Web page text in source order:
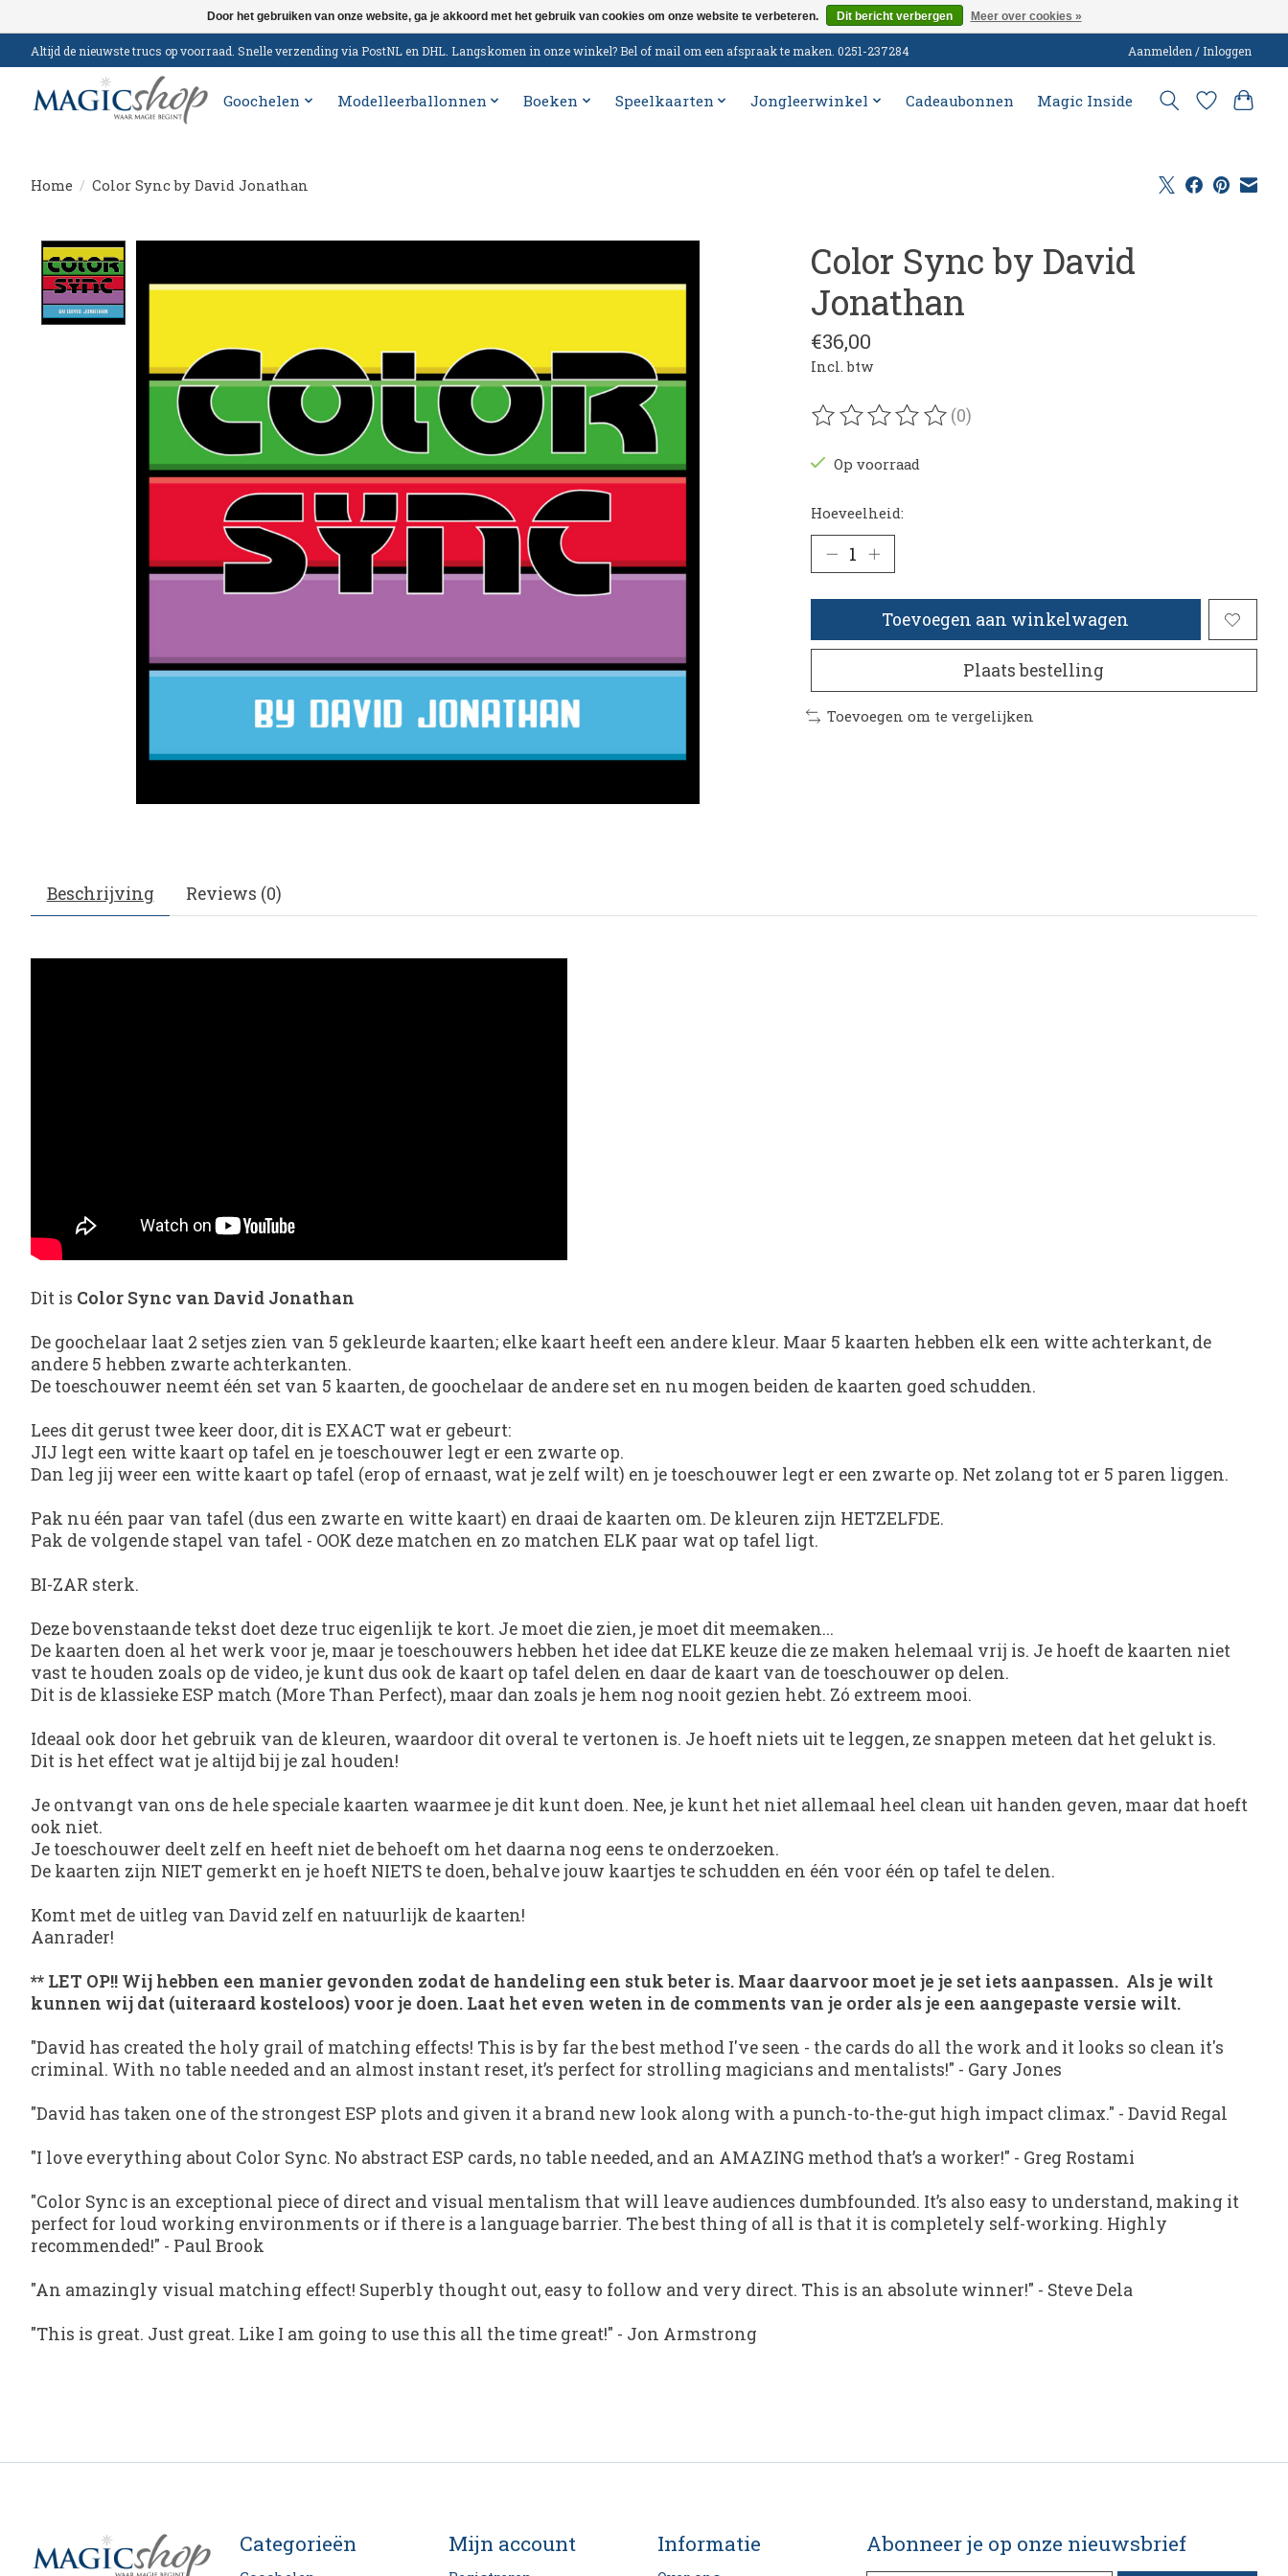
Altijd de nieuwste trucs op voorraad. Snelle verzending via PostNL en DHL. Langskomen in onze winkel? Bel of mail om een afspraak te maken. 0251-237284 Aanmelden / Inloggen
Goochelen Modelleerballonnen Boeken Speelkaarten Jongleerwinkel Cadeaubonnen Magic Inside
Home / Color Sync by David Jonathan
Color Sync by David
Jonathan
€36,00
Incl. btw
De beoordeling van dit product is
(0)
Op voorraad
Hoeveelheid:
Toevoegen aan winkelwagen
Plaats bestelling
Toevoegen om te vergelijken
Beschrijving Reviews (0)
Dit is Color Sync van David Jonathan
De goochelaar laat 2 setjes zien van 5 gekleurde kaarten; elke kaart heeft een andere kleur. Maar 5 kaarten hebben elk een witte achterkant, de
andere 5 hebben zwarte achterkanten.
De toeschouwer neemt één set van 5 kaarten, de goochelaar de andere set en nu mogen beiden de kaarten goed schudden.
Lees dit gerust twee keer door, dit is EXACT wat er gebeurt:
JIJ legt een witte kaart op tafel en je toeschouwer legt er een zwarte op.
Dan leg jij weer een witte kaart op tafel (erop of ernaast, wat je zelf wilt) en je toeschouwer legt er een zwarte op. Net zolang tot er 5 paren liggen.
Pak nu één paar van tafel (dus een zwarte en witte kaart) en draai de kaarten om. De kleuren zijn HETZELFDE.
Pak de volgende stapel van tafel - OOK deze matchen en zo matchen ELK paar wat op tafel ligt.
BI-ZAR sterk.
Deze bovenstaande tekst doet deze truc eigenlijk te kort. Je moet die zien, je moet dit meemaken...
De kaarten doen al het werk voor je, maar je toeschouwers hebben het idee dat ELKE keuze die ze maken helemaal vrij is. Je hoeft de kaarten niet
vast te houden zoals op de video, je kunt dus ook de kaart op tafel delen en daar de kaart van de toeschouwer op delen.
Dit is de klassieke ESP match (More Than Perfect), maar dan zoals je hem nog nooit gezien hebt. Zó extreem mooi.
Ideaal ook door het gebruik van de kleuren, waardoor dit overal te vertonen is. Je hoeft niets uit te leggen, ze snappen meteen dat het gelukt is.
Dit is het effect wat je altijd bij je zal houden!
Je ontvangt van ons de hele speciale kaarten waarmee je dit kunt doen. Nee, je kunt het niet allemaal heel clean uit handen geven, maar dat hoeft
ook niet.
Je toeschouwer deelt zelf en heeft niet de behoeft om het daarna nog eens te onderzoeken.
De kaarten zijn NIET gemerkt en je hoeft NIETS te doen, behalve jouw kaartjes te schudden en één voor één op tafel te delen.
Komt met de uitleg van David zelf en natuurlijk de kaarten!
Aanrader!
** LET OP!! Wij hebben een manier gevonden zodat de handeling een stuk beter is. Maar daarvoor moet je je set iets aanpassen. Als je wilt
kunnen wij dat (uiteraard kosteloos) voor je doen. Laat het even weten in de comments van je order als je een aangepaste versie wilt.
"David has created the holy grail of matching effects! This is by far the best method I've seen - the cards do all the work and it looks so clean it's
criminal. With no table needed and an almost instant reset, it’s perfect for strolling magicians and mentalists!" - Gary Jones
"David has taken one of the strongest ESP plots and given it a brand new look along with a punch-to-the-gut high impact climax." - David Regal
"I love everything about Color Sync. No abstract ESP cards, no table needed, and an AMAZING method that’s a worker!" - Greg Rostami
"Color Sync is an exceptional piece of direct and visual mentalism that will leave audiences dumbfounded. It’s also easy to understand, making it
perfect for loud working environments or if there is a language barrier. The best thing of all is that it is completely self-working. Highly
recommended!" - Paul Brook
"An amazingly visual matching effect! Superbly thought out, easy to follow and very direct. This is an absolute winner!" - Steve Dela
"This is great. Just great. Like I am going to use this all the time great!" - Jon Armstrong
Categorieën Mijn account Informatie Abonneer je op onze nieuwsbrief
Door het gebruiken van onze website, ga je akkoord met het gebruik van cookies om onze website te verbeteren. Dit bericht verbergen Meer over cookies »